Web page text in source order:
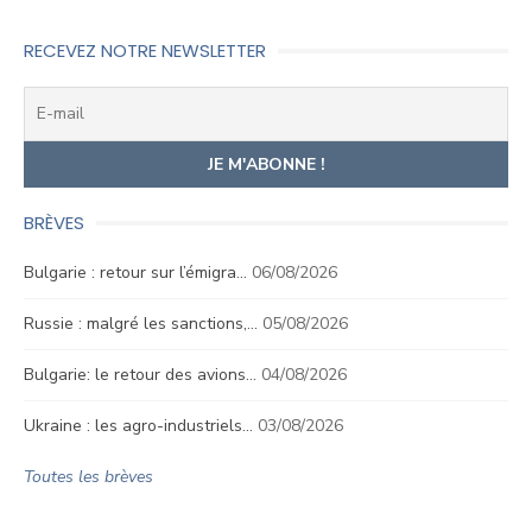
RECEVEZ NOTRE NEWSLETTER
BRÈVES
Bulgarie : retour sur l’émigra… 06/08/2026
Russie : malgré les sanctions,… 05/08/2026
Bulgarie: le retour des avions… 04/08/2026
Ukraine : les agro-industriels… 03/08/2026
Toutes les brèves